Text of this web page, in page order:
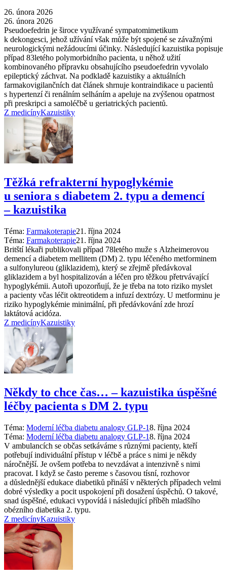
26. února 2026
26. února 2026
Pseudoefedrin je široce využívané sympatomimetikum
k dekongesci, jehož užívání však může být spojené se závažnými
neurologickými nežádoucími účinky. Následující kazuistika popisuje
případ 83letého polymorbidního pacienta, u něhož užití
kombinovaného přípravku obsahujícího pseudoefedrin vyvolalo
epileptický záchvat. Na podkladě kazuistiky a aktuálních
farmakovigilančních dat článek shrnuje kontraindikace u pacientů
s hypertenzí či renálním selháním a apeluje na zvýšenou opatrnost
při preskripci a samoléčbě u geriatrických pacientů.
Z medicínyKazuistiky
Těžká refrakterní hypoglykémie
u seniora s diabetem 2. typu a demencí
–⁠ kazuistika
Téma: Farmakoterapie21. října 2024
Téma: Farmakoterapie21. října 2024
Britští lékaři publikovali případ 78letého muže s Alzheimerovou
demencí a diabetem mellitem (DM) 2. typu léčeného metforminem
a sulfonylureou (gliklazidem), který se zřejmě předávkoval
gliklazidem a byl hospitalizován a léčen pro těžkou přetrvávající
hypoglykémii. Autoři upozorňují, že je třeba na toto riziko myslet
a pacienty včas léčit oktreotidem a infuzí dextrózy. U metforminu je
riziko hypoglykémie minimální, při předávkování zde hrozí
laktátová acidóza.
Z medicínyKazuistiky
Někdy to chce čas… –⁠ kazuistika úspěšné
léčby pacienta s DM 2. typu
Téma: Moderní léčba diabetu analogy GLP-18. října 2024
Téma: Moderní léčba diabetu analogy GLP-18. října 2024
V ambulancích se občas setkáváme s různými pacienty, kteří
potřebují individuální přístup v léčbě a práce s nimi je někdy
náročnější. Je ovšem potřeba to nevzdávat a intenzivně s nimi
pracovat. I když se často pereme s časovou tísní, rozhovor
a důslednější edukace diabetiků přináší v některých případech velmi
dobré výsledky a pocit uspokojení při dosažení úspěchů. O takové,
snad úspěšné, edukaci vypovídá i následující příběh mladšího
obézního diabetika 2. typu.
Z medicínyKazuistiky